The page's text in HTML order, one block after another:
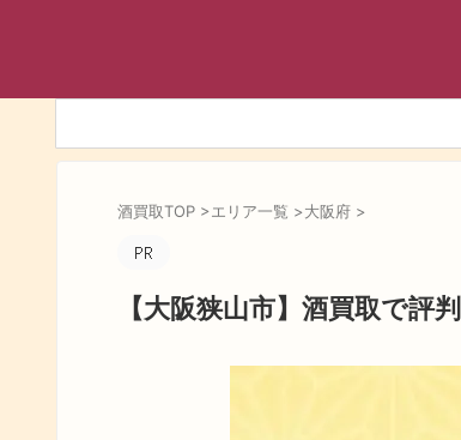
酒買取TOP >エリア一覧 >大阪府 >
【大阪狭山市】酒買取で評